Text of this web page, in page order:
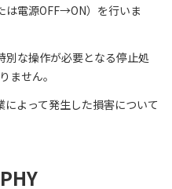
は電源OFF→ON）を行いま
別な操作が必要となる停止処
ません。
よって発生した損害について